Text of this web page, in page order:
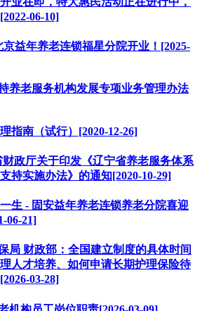
06-10]
益年养老连锁福星分院开业！[2025-
养老服务机构发展专项业务管理办法
指南（试行）[2020-12-26]
政厅关于印发《辽宁省养老服务体系
持实施办法》的通知[2020-10-29]
生 - 固安益年养老连锁养老分院喜迎
06-21]
局 财政部：全国建立制度的具体时间
人才培养、如何申请长期护理保险待
03-28]